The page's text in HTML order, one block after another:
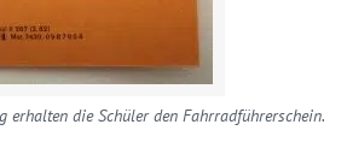
erhalten die Schüler den Fahrradführerschein.